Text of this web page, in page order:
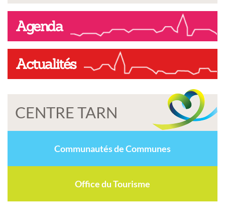
Agenda
Actualités
CENTRE TARN
Communautés de Communes
Office du Tourisme